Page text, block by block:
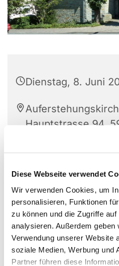
Diese Webseite verwendet
Wir verwenden Cookies, um
personalisieren, Funktionen
zu können und die Zugriffe
analysieren. Außerdem
Verwendung unserer Website
soziale Medien, Werbung und
Partner führen diese
Dienstag, 8. Juni
Hauptstrasse 94,